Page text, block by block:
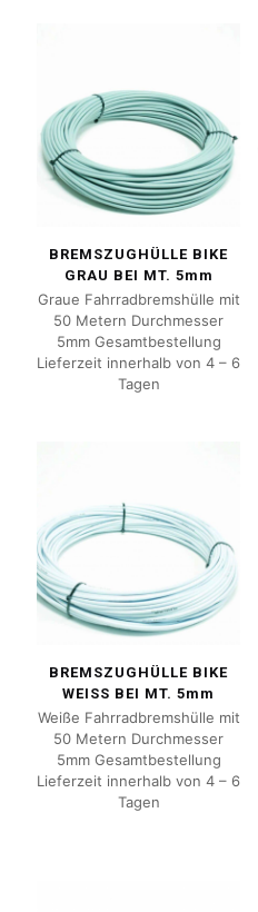
BREMSZUGHÜLLE BIKE
GRAU BEI MT. 5mm
Graue Fahrradbremshülle mit
50 Metern Durchmesser
5mm Gesamtbestellung
Lieferzeit innerhalb von 4 – 6
Tagen
BREMSZUGHÜLLE BIKE
WEISS BEI MT. 5mm
Weiße Fahrradbremshülle mit
50 Metern Durchmesser
5mm Gesamtbestellung
Lieferzeit innerhalb von 4 – 6
Tagen